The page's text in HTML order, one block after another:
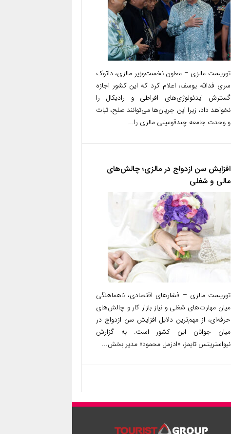
توریست مالزی – معاون نخست‌وزیر مالزی، داتوک
سری فدالله یوسف، اعلام کرد که این کشور اجازه
گسترش ایدئولوژی‌های افراطی و رادیکال را
نخواهد داد، زیرا این جریان‌ها می‌توانند صلح، ثبات
و وحدت جامعه چندقومیتی مالزی را...
افزایش سن ازدواج در مالزی؛ چالش‌های
مالی و شغلی
توریست مالزی – فشارهای اقتصادی، ناهماهنگی
میان مهارت‌های شغلی و نیاز بازار کار و چالش‌های
حرفه‌ای، از مهم‌ترین دلایل افزایش سن ازدواج در
میان جوانان این کشور است. به گزارش
نیواستریتس تایمز، «ادزمل محمود» مدیر بخش...